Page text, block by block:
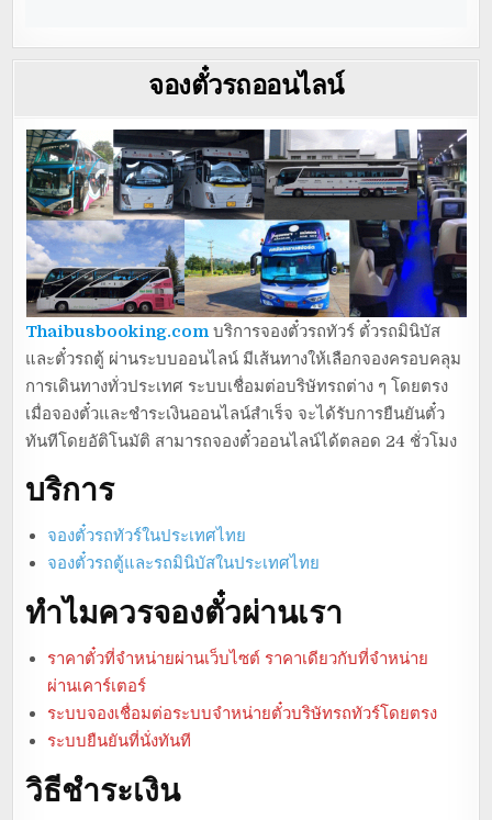
จองตั๋วรถออนไลน์
Thaibusbooking.com บริการจองตั๋วรถทัวร์ ตั๋วรถมินิบัส
และตั๋วรถตู้ ผ่านระบบออนไลน์ มีเส้นทางให้เลือกจองครอบคลุม
การเดินทางทั่วประเทศ ระบบเชื่อมต่อบริษัทรถต่าง ๆ โดยตรง
เมื่อจองตั๋วและชำระเงินออนไลน์สำเร็จ จะได้รับการยืนยันตั๋ว
ทันทีโดยอัติโนมัติ สามารถจองตั๋วออนไลน์ได้ตลอด 24 ชั่วโมง
บริการ
จองตั๋วรถทัวร์ในประเทศไทย
จองตั๋วรถตู้และรถมินิบัสในประเทศไทย
ทำไมควรจองตั๋วผ่านเรา
ราคาตั๋วที่จำหน่ายผ่านเว็บไซต์ ราคาเดียวกับที่จำหน่าย
ผ่านเคาร์เตอร์
ระบบจองเชื่อมต่อระบบจำหน่ายตั๋วบริษัทรถทัวร์โดยตรง
ระบบยืนยันที่นั่งทันที
วิธีชำระเงิน